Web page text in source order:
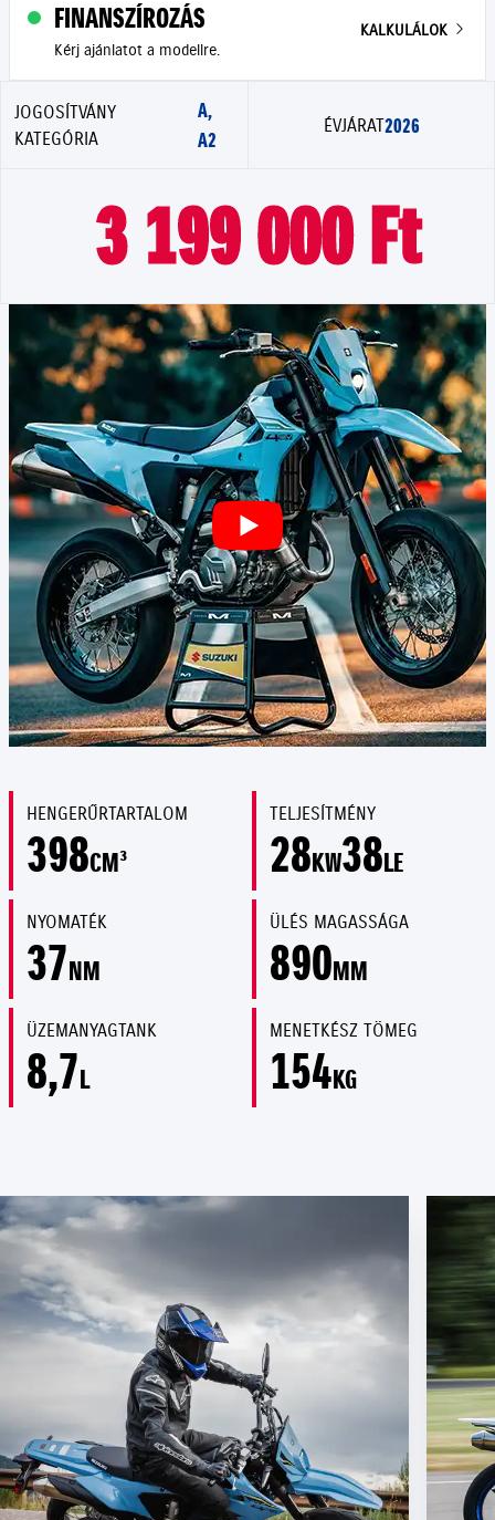
FINANSZÍROZÁS
Kérj ajánlatot a modellre.
KALKULÁLOK
JOGOSÍTVÁNY
KATEGÓRIA
A,
A2
ÉVJÁRAT2026
3 199 000 Ft
HENGERŰRTARTALOM
398CM³
TELJESÍTMÉNY
28KW38LE
NYOMATÉK
37NM
ÜLÉS MAGASSÁGA
890MM
ÜZEMANYAGTANK
8,7L
MENETKÉSZ TÖMEG
154KG